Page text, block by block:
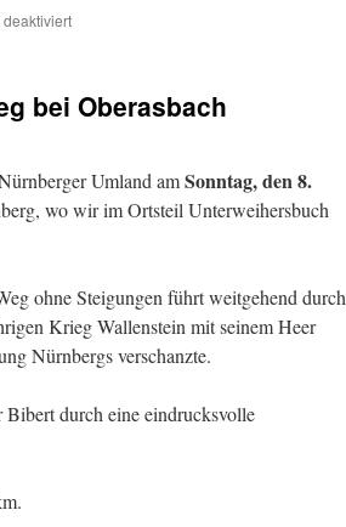
für
bei Oberasbach
Umland amSonntag, den 8.
wo wir im Ortsteil Unterweihersbuch
ohne Steigungen führt weitgehend durch
Krieg Wallenstein mit seinem Heer
Nürnbergs verschanzte.
durch eine eindrucksvolle